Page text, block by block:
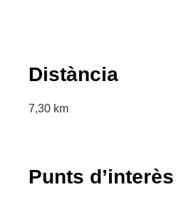
Distància
7,30 km
Punts d’interès